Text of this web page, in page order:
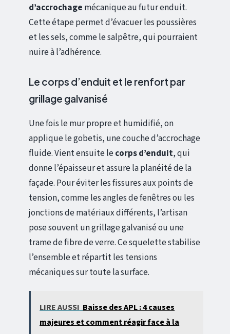
d’accrochage mécanique au futur enduit.
Cette étape permet d’évacuer les poussières
et les sels, comme le salpêtre, qui pourraient
nuire à l’adhérence.
Le corps d’enduit et le renfort par
grillage galvanisé
Une fois le mur propre et humidifié, on
applique le gobetis, une couche d’accrochage
fluide. Vient ensuite lecorps d’enduit, qui
donne l’épaisseur et assure la planéité de la
façade. Pour éviter les fissures aux points de
tension, comme les angles de fenêtres ou les
jonctions de matériaux différents, l’artisan
pose souvent un grillage galvanisé ou une
trame de fibre de verre. Ce squelette stabilise
l’ensemble et répartit les tensions
mécaniques sur toute la surface.
LIRE AUSSI Baisse des APL : 4 causes
majeures et comment réagir face à la